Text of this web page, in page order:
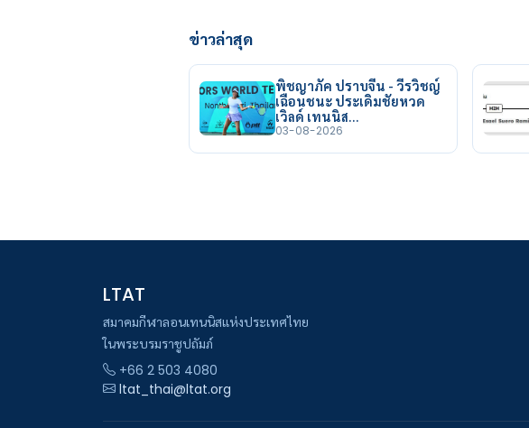
ข่าวล่าสุด
พิชญาภัค ปราบจีน - วีรวิชญ์
เฉือนชนะ ประเดิมชัยหวด
เวิลด์ เทนนิส…
03-08-2026
LTAT
สมาคมกีฬาลอนเทนนิสแห่งประเทศไทย
ในพระบรมราชูปถัมภ์
+66 2 503 4080
ltat_thai@ltat.org